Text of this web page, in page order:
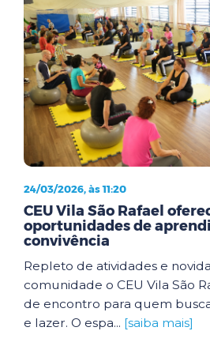
24/03/2026, às 11:20
CEU Vila São Rafael
oportunidades de
convivência
Repleto de atividades e
comunidade o CEU Vila São
de encontro para quem
e lazer. O espa... [saiba mais]